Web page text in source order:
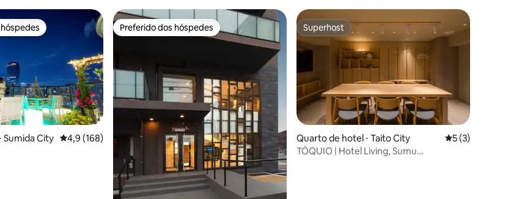
5, 80 avaliações
preferidos dos hóspedes
Sumida City 4,9 de uma avaliação média de 5, 168 avaliações
4,9 (168)
Preferido dos hóspedes
Preferido dos hóspedes Superhost
Superhost
Quarto de hotel ⋅ Taito City 5 de uma
5 (3)
TÓQUIO | Hotel Living, Sumu